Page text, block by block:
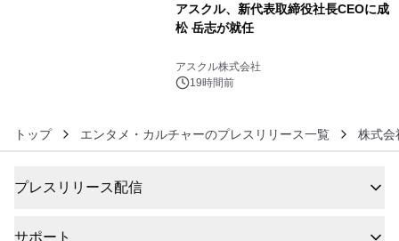
アスクル、新代表取締役社長CEOに成
松 岳志が就任
アスクル株式会社
19時間前
トップ エンタメ・カルチャーのプレスリリース一覧 株式会
プレスリリース配信
サポート